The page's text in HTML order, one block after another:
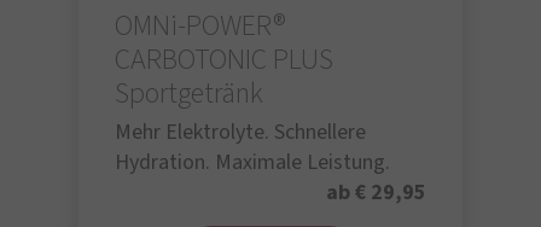
OMNi-POWER®
CARBOTONIC PLUS
Sportgetränk
Mehr Elektrolyte. Schnellere
Hydration. Maximale Leistung.
ab € 29,95